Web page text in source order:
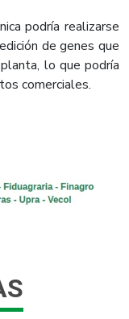
podría realizarse
de genes que
lo que podría
comerciales.​